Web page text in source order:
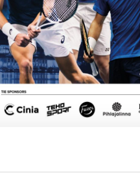
lipunmyynti käy